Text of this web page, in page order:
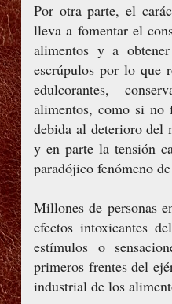
Por otra parte, el
lleva a fomentar el
alimentos y a
escrúpulos por lo que
edulcorantes,
alimentos, como si no
debida al deterioro del
y en parte la tensión
paradójico fenómeno
Millones de personas
efectos intoxicantes
estímulos o
primeros frentes del
industrial de los